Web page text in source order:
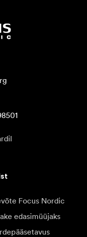
Focus Nordic
edasimüüjaks